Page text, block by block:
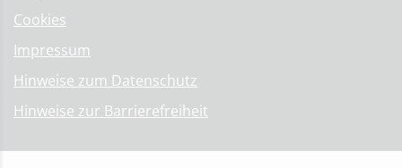
Cookies
Impressum
Hinweise zum Datenschutz
Hinweise zur Barrierefreiheit